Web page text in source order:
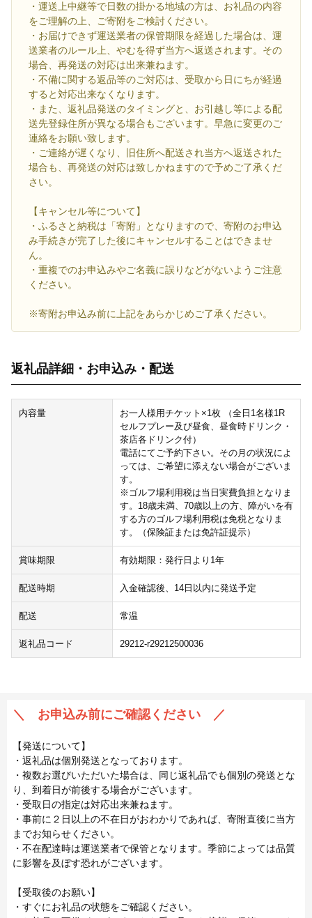
・運送上中継等で日数の掛かる地域の方は、お礼品の内容
をご理解の上、ご寄附をご検討ください。
・お届けできず運送業者の保管期限を経過した場合は、運
送業者のルール上、やむを得ず当方へ返送されます。その
場合、再発送の対応は出来兼ねます。
・不備に関する返品等のご対応は、受取から日にちが経過
すると対応出来なくなります。
・また、返礼品発送のタイミングと、お引越し等による配
送先登録住所が異なる場合もございます。早急に変更のご
連絡をお願い致します。
・ご連絡が遅くなり、旧住所へ配送され当方へ返送された
場合も、再発送の対応は致しかねますので予めご了承くだ
さい。
【キャンセル等について】
・ふるさと納税は「寄附」となりますので、寄附のお申込
み手続きが完了した後にキャンセルすることはできませ
ん。
・重複でのお申込みやご名義に誤りなどがないようご注意
ください。
※寄附お申込み前に上記をあらかじめご了承ください。
返礼品詳細・お申込み・配送
内容量
お一人様用チケット×1枚 （全日1名様1R
セルフプレー及び昼食、昼食時ドリンク・
茶店各ドリンク付）
電話にてご予約下さい。その月の状況によ
っては、ご希望に添えない場合がございま
す。
※ゴルフ場利用税は当日実費負担となりま
す。18歳未満、70歳以上の方、障がいを有
する方のゴルフ場利用税は免税となりま
す。（保険証または免許証提示）
賞味期限 有効期限：発行日より1年
配送時期 入金確認後、14日以内に発送予定
配送 常温
返礼品コード 29212-r29212500036
＼ お申込み前にご確認ください ／
【発送について】
・返礼品は個別発送となっております。
・複数お選びいただいた場合は、同じ返礼品でも個別の発送とな
り、到着日が前後する場合がございます。
・受取日の指定は対応出来兼ねます。
・事前に２日以上の不在日がおわかりであれば、寄附直後に当方
までお知らせください。
・不在配達時は運送業者で保管となります。季節によっては品質
に影響を及ぼす恐れがございます。
【受取後のお願い】
・すぐにお礼品の状態をご確認ください。